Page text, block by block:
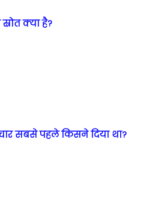
क्या है?
सबसे पहले किसने दिया था?